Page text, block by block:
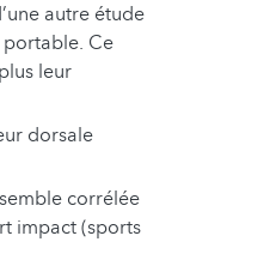
autre étude
Ce
leur
dorsale
corrélée
impact (sports